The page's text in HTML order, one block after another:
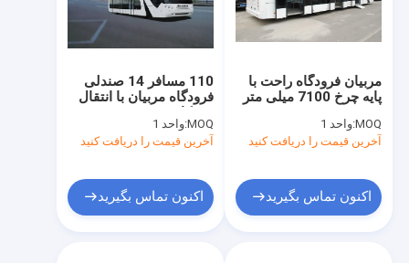
110 مسافر 14 صندلی
فرودگاه مربیان با انتقال
MOQ: واحد 1
آخرین قیمت را دریافت کنید
اکنون تماس بگیرید
مربیان فرودگاه راحت با
پایه چرخ 7100 میلی متر
MOQ: واحد 1
آخرین قیمت را دریافت کنید
اکنون تماس بگیرید